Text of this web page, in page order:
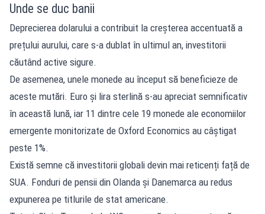
Unde se duc banii
Deprecierea dolarului a contribuit la creșterea accentuată a
prețului aurului, care s-a dublat în ultimul an, investitorii
căutând active sigure.
De asemenea, unele monede au început să beneficieze de
aceste mutări. Euro și lira sterlină s-au apreciat semnificativ
în această lună, iar 11 dintre cele 19 monede ale economiilor
emergente monitorizate de Oxford Economics au câștigat
peste 1%.
Există semne că investitorii globali devin mai reticenți față de
SUA. Fonduri de pensii din Olanda și Danemarca au redus
expunerea pe titlurile de stat americane.